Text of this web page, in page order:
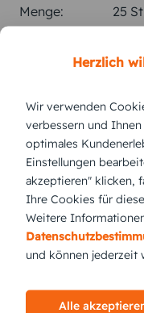
Menge:
Stückpreis: 2,60
Gesamtpreis:
Versand
Herzlich
Wir verwenden
verbessern und
optimales
Einstellungen
akzeptieren" klicken,
Ihre Cookies für
Weitere
und können jederzeit
Alle